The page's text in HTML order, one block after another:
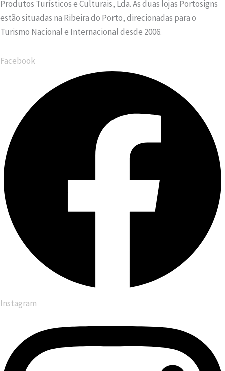
Produtos Turísticos e Culturais, Lda. As duas lojas Portosigns
estão situadas na Ribeira do Porto, direcionadas para o
Turismo Nacional e Internacional desde 2006.
Facebook
Instagram